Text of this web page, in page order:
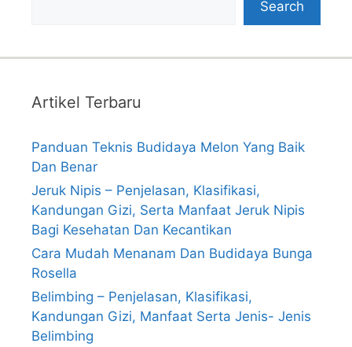
Search
Artikel Terbaru
Panduan Teknis Budidaya Melon Yang Baik
Dan Benar
Jeruk Nipis – Penjelasan, Klasifikasi,
Kandungan Gizi, Serta Manfaat Jeruk Nipis
Bagi Kesehatan Dan Kecantikan
Cara Mudah Menanam Dan Budidaya Bunga
Rosella
Belimbing – Penjelasan, Klasifikasi,
Kandungan Gizi, Manfaat Serta Jenis- Jenis
Belimbing